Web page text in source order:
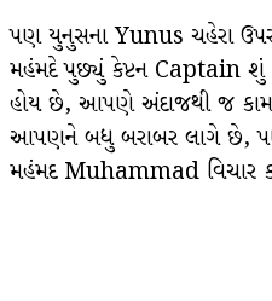
પણ યુનુસના Yunus ચહેરા
મહંમદે પુછ્યું કેપ્ટન Captain
હોય છે, આપણે અંદાજથી જ
આપણને બધુ બરાબર લાગે છે, પણ
મહંમદ Muhammad વિચાર